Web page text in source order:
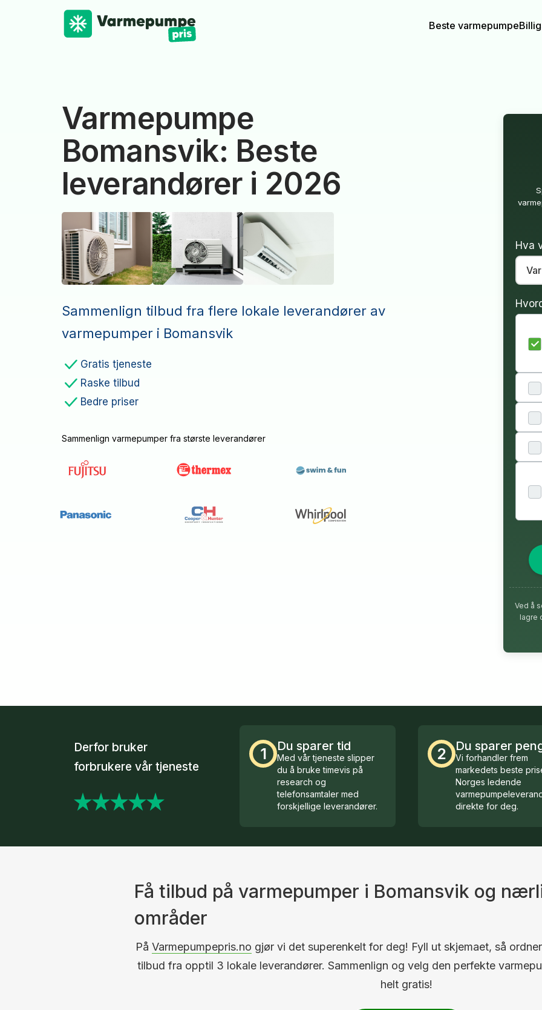
Beste varmepumpe
Varmepumpe
Bomansvik: Beste
leverandører i 2026
Sammenlign tilbud fra flere lokale leverandører av
varmepumper i Bomansvik
Gratis tjeneste
Raske tilbud
Bedre priser
Sammenlign varmepumper fra største leverandører
Hva
Ved å
lagre
Derfor bruker
forbrukere vår tjeneste
1 Du sparer tid
Med vår tjeneste slipper
du å bruke timevis på
research og
telefonsamtaler med
forskjellige leverandører.
2 Du sparer
Vi forhandler frem
markedets beste
Norges ledende
direkte for deg.
Få tilbud på varmepumper i Bomansvik og
områder
På Varmepumpepris.no gjør vi det superenkelt for deg! Fyll ut skjemaet, så
tilbud fra opptil 3 lokale leverandører. Sammenlign og velg den perfekte
helt gratis!